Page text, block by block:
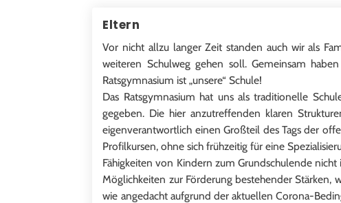
Eltern
Vor nicht allzu langer Zeit standen auch wir als
weiteren Schulweg gehen soll. Gemeinsam
Ratsgymnasium ist „unsere“ Schule!
Das Ratsgymnasium hat uns als traditionelle
gegeben. Die hier anzutreffenden klaren
eigenverantwortlich einen Großteil des Tags der
Profilkursen, ohne sich frühzeitig für eine
Fähigkeiten von Kindern zum Grundschulende
Möglichkeiten zur Förderung bestehender Stärken,
wie angedacht aufgrund der aktuellen Corona-